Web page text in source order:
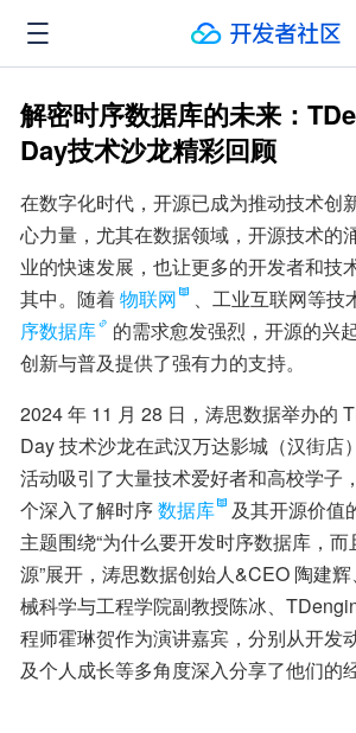
解密时序数据库的未来：
Day技术沙龙精彩回顾
在数字化时代，开源已成为推动技术创
心力量，尤其在数据领域，开源技术的
业的快速发展，也让更多的开发者和技
其中。随着物联网 、工业互联网等技
序数据库
的需求愈发强烈，开源的兴
创新与普及提供了强有力的支持。
2024 年 11 月 28 日，涛思数据举办的
Day 技术沙龙在武汉万达影城（汉街店
活动吸引了大量技术爱好者和高校学子
个深入了解时序数据库
及其开源价值
主题围绕“为什么要开发时序数据库，
源”展开，涛思数据创始人&CEO 陶建
械科学与工程学院副教授陈冰、
程师霍琳贺作为演讲嘉宾，分别从开发
及个人成长等多角度深入分享了他们的